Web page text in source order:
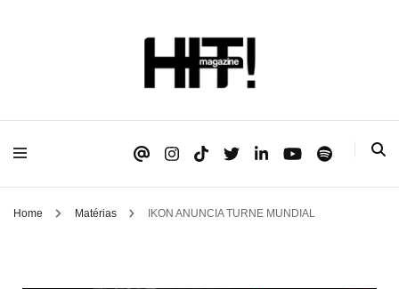
HIT!Magazine
Home Matérias IKON ANUNCIA TURNE MUNDIAL